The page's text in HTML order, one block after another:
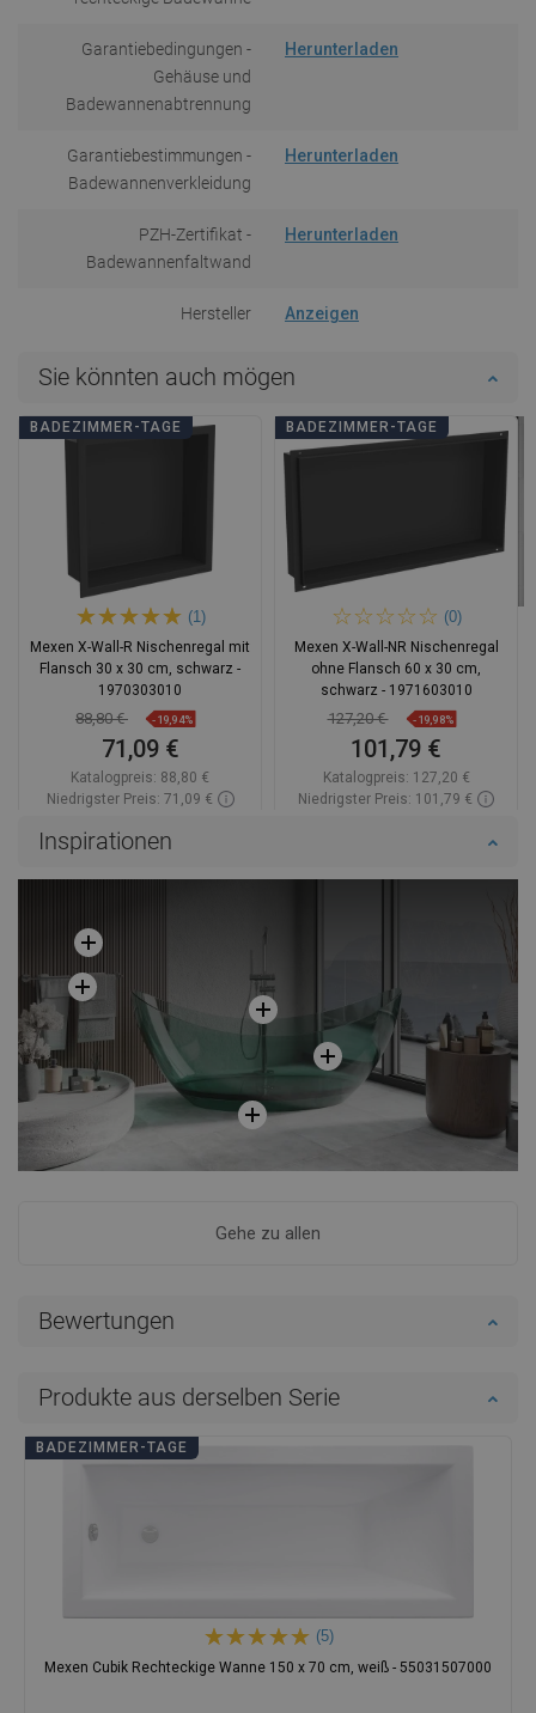
Garantiebedingungen -
Gehäuse und
Badewannenabtrennung
Herunterladen
Garantiebestimmungen -
Badewannenverkleidung
Herunterladen
PZH-Zertifikat -
Badewannenfaltwand
Herunterladen
Hersteller Anzeigen
Sie könnten auch mögen
BADEZIMMER-TAGE
(1)
Mexen X-Wall-R Nischenregal mit
Flansch 30 x 30 cm, schwarz -
1970303010
88,80 € -19,94%
71,09 €
Katalogpreis: 88,80 €
Niedrigster Preis: 71,09 €
BADEZIMMER-TAGE
(0)
Mexen X-Wall-NR Nischenregal
ohne Flansch 60 x 30 cm,
schwarz - 1971603010
127,20 € -19,98%
101,79 €
Katalogpreis: 127,20 €
Niedrigster Preis: 101,79 €
Inspirationen
Gehe zu allen
Bewertungen
Produkte aus derselben Serie
BADEZIMMER-TAGE
(5)
Mexen Cubik Rechteckige Wanne 150 x 70 cm, weiß - 55031507000